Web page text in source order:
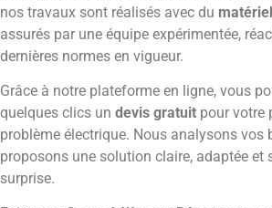
nos travaux sont réalisés avec du
assurés par une équipe expérimentée,
dernières normes en vigueur.
Grâce à notre plateforme en ligne, vous
quelques clics un devis gratuit pour votre
problème électrique. Nous analysons vos
proposons une solution claire, adaptée et
surprise.